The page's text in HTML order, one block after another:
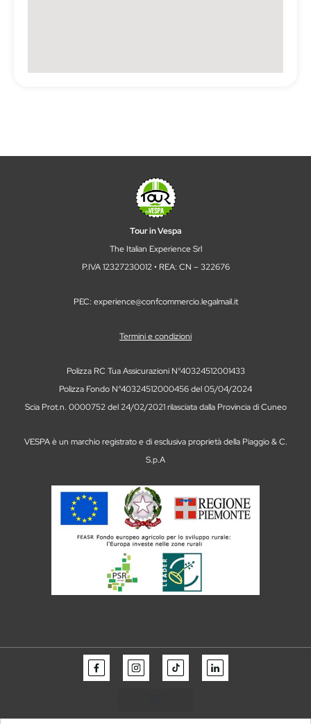
Tour in Vespa
The Italian Experience Srl
P.IVA 12327230012 • REA: CN – 322676
PEC: experience@confcommercio.legalmail.it
Termini e condizioni
Polizza RC Tua Assicurazioni N°40324512001433
Polizza Fondo N°40324512000456 del 05/04/2024
Scia Prot.n. 0000752 del 24/02/2021 rilasciata dalla Provincia di Cuneo
VESPA è un marchio registrato e di esclusiva proprietà della Piaggio & C.
S.p.A